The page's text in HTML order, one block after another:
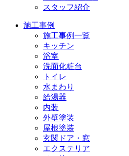
スタッフ紹介
施工事例
施工事例一覧
キッチン
浴室
洗面化粧台
トイレ
水まわり
給湯器
内装
外壁塗装
屋根塗装
玄関ドア・窓
エクステリア